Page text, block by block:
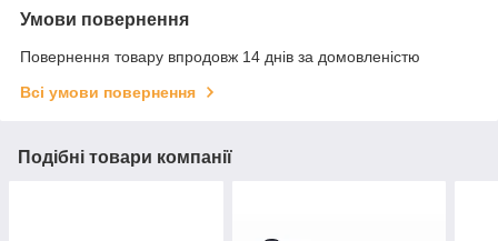
Умови повернення
Повернення товару впродовж 14 днів за домовленістю
Всі умови повернення
Подібні товари компанії